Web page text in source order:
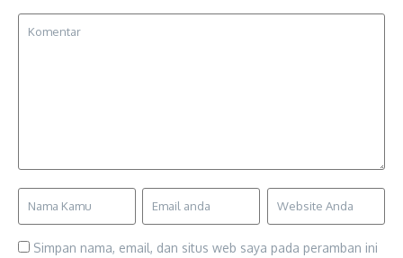
Simpan nama, email, dan situs web saya pada peramban ini